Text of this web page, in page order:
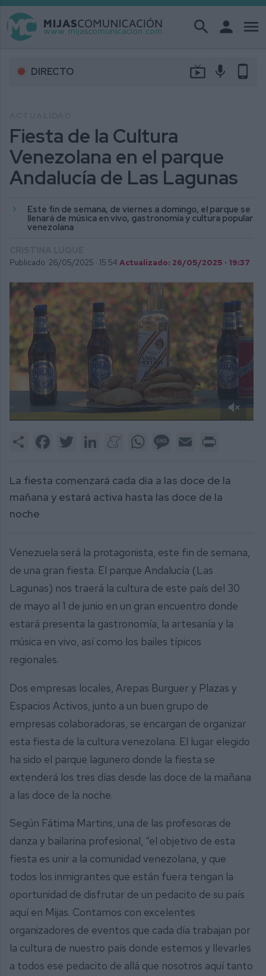
search person menu
DIRECTO live_tv mic phone_android
Fiesta de la Cultura
Venezolana en el parque
Andalucía de Las Lagunas
Este fin de semana, de viernes a domingo, el parque se
llenará de música en vivo, gastronomía y cultura popular
venezolana
Publicado: 26/05/2025 · 15:54 Actualizado: 26/05/2025 · 19:37
2
Share FacebookTwitter LinkedInMeneameWhatsAppMessage
Email
La fiesta comenzará cada día a las doce de la
mañana y estará activa hasta las doce de la
noche
Venezuela será la protagonista, este fin de semana,
de una gran fiesta. El parque Andalucía (Las
Lagunas) nos traerá la cultura de este país del 30
de mayo al 1 de junio en un gran encuentro donde
estará presenta la gastronomía, la artesanía y la
música en vivo, así como los bailes típicos
regionales.
Dos empresas locales, Arepas Burguer y Plazas y
Espacios Activos, junto a un buen grupo de
empresas colaboradoras, se encargan de organizar
esta fiesta de la cultura venezolana. El lugar elegido
ha sido el parque lagunero donde la fiesta se
extenderá los tres días desde las doce de la mañana
a las doce de la noche.
Según Fátima Martins, una de las profesoras de
danza y bailarina profesional, “el objetivo de esta
fiesta es unir a la comunidad venezolana, y que
todos los inmigrantes que están fuera tengan la
oportunidad de disfrutar de un pedacito de su país
aquí en Mijas. Contamos con excelentes
organizadores de eventos que cada día trabajan por
la cultura de nuestro país donde estemos y llevarles
a todos ese pedacito de allá que nosotros aquí tanto